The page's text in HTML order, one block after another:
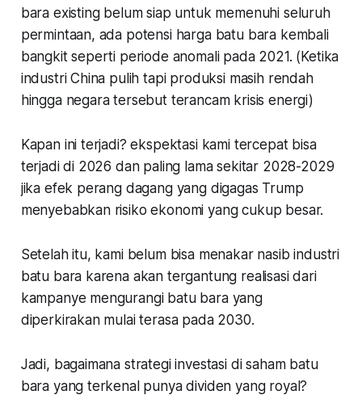
bara existing belum siap untuk memenuhi seluruh
permintaan, ada potensi harga batu bara kembali
bangkit seperti periode anomali pada 2021. (Ketika
industri China pulih tapi produksi masih rendah
hingga negara tersebut terancam krisis energi)
Kapan ini terjadi? ekspektasi kami tercepat bisa
terjadi di 2026 dan paling lama sekitar 2028-2029
jika efek perang dagang yang digagas Trump
menyebabkan risiko ekonomi yang cukup besar.
Setelah itu, kami belum bisa menakar nasib industri
batu bara karena akan tergantung realisasi dari
kampanye mengurangi batu bara yang
diperkirakan mulai terasa pada 2030.
Jadi, bagaimana strategi investasi di saham batu
bara yang terkenal punya dividen yang royal?